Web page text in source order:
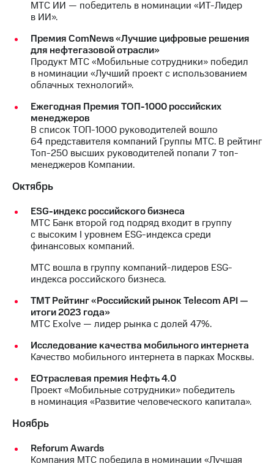
МТС ИИ — победитель в номинации «ИТ-Лидер
в ИИ».
Премия ComNews «Лучшие цифровые решения
для нефтегазовой отрасли»
Продукт МТС «Мобильные сотрудники» победил
в номинации «Лучший проект с использованием
облачных технологий».
Ежегодная Премия ТОП-1000 российских
менеджеров
В список ТОП-1000 руководителей вошло
64 представителя компаний Группы МТС. В рейтинг
Топ-250 высших руководителей попали 7 топ-
менеджеров Компании.
Октябрь
ESG-индекс российского бизнеса
МТС Банк второй год подряд входит в группу
с высоким I уровнем ESG-индекса среди
финансовых компаний.
МТС вошла в группу компаний-лидеров ESG-
индекса российского бизнеса.
ТМТ Рейтинг «Российский рынок Telecom API —
итоги 2023 года»
МТС Exolve — лидер рынка с долей 47%.
Исследование качества мобильного интернета
Качество мобильного интернета в парках Москвы.
EОтраслевая премия Нефть 4.0
Проект «Мобильные сотрудники» победитель
в номинация «Развитие человеческого капитала».
Ноябрь
Reforum Awards
Компания МТС победила в номинации «Лучшая